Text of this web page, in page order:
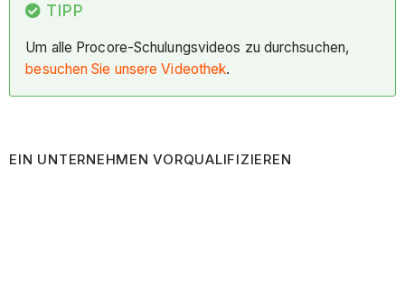
TIPP
Um alle Procore-Schulungsvideos zu durchsuchen,
besuchen Sie unsere Videothek.
EIN UNTERNEHMEN VORQUALIFIZIEREN